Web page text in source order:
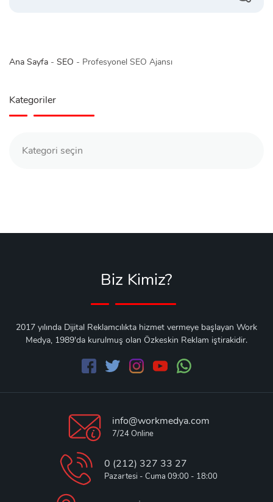
Ana Sayfa - SEO - Profesyonel SEO Ajansı
Kategoriler
Biz Kimiz?
2017 yılında Dijital Reklamcılıkta hizmet vermeye başlayan Work
Medya, 1989'da kurulmuş olan Özkeskin Reklam iştirakidir.
info@workmedya.com
7/24 Online
0 (212) 327 33 27
Pazartesi - Cuma 09:00 - 18:00